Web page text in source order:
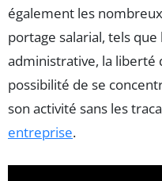
également les nombreux
portage salarial, tels
administrative, la liberté
possibilité de se
son activité sans les
entreprise.